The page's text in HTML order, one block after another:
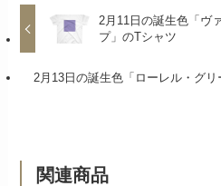
2月11日の誕生色「ヴ
プ」のTシャツ
2月13日の誕生色「ローレル・グ
関連商品